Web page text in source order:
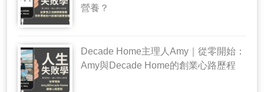
營養？
Decade Home主理人Amy｜從零開始：
Amy與Decade Home的創業心路歷程